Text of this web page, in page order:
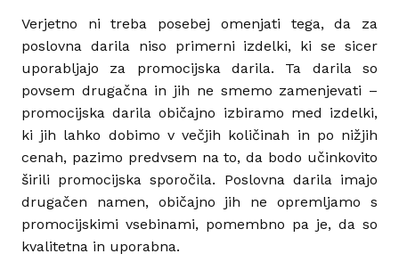
Verjetno ni treba posebej omenjati tega, da za
poslovna darila niso primerni izdelki, ki se sicer
uporabljajo za promocijska darila. Ta darila so
povsem drugačna in jih ne smemo zamenjevati –
promocijska darila običajno izbiramo med izdelki,
ki jih lahko dobimo v večjih količinah in po nižjih
cenah, pazimo predvsem na to, da bodo učinkovito
širili promocijska sporočila. Poslovna darila imajo
drugačen namen, običajno jih ne opremljamo s
promocijskimi vsebinami, pomembno pa je, da so
kvalitetna in uporabna.